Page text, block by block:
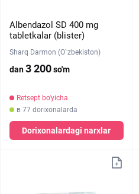
Albendazol SD 400 mg
tabletkalar (blister)
Sharq Darmon (O`zbekiston)
dan3 200so'm
Retsept bo'yicha
в 77 dorixonalarda
Dorixonalardagi narxlar